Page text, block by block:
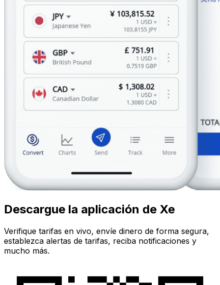
Descargue la aplicación de Xe
Verifique tarifas en vivo, envíe dinero de forma segura,
establezca alertas de tarifas, reciba notificaciones y
mucho más.